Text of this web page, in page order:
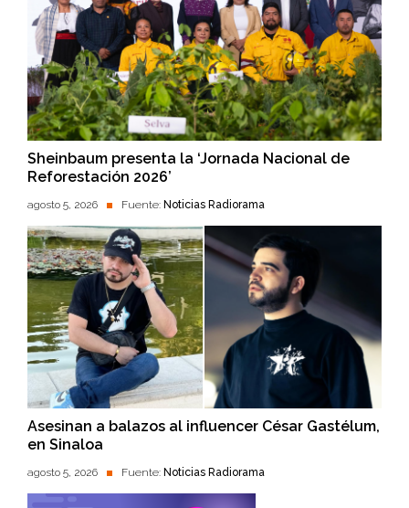
Sheinbaum presenta la ‘Jornada Nacional de
Reforestación 2026’
agosto 5, 2026 Fuente: Noticias Radiorama
Asesinan a balazos al influencer César Gastélum,
en Sinaloa
agosto 5, 2026 Fuente: Noticias Radiorama